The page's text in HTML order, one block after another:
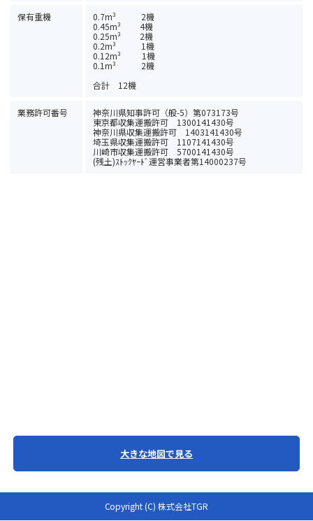
保有重機
0.7m³ 2機
0.45m³ 4機
0.25m³ 2機
0.2m³ 1機
0.12m³ 1機
0.1m³ 2機
合計 12機
業務許可番号
神奈川県知事許可（般-5）第073173号
東京都収集運搬許可 1300141430号
神奈川県収集運搬許可 1403141430号
埼玉県収集運搬許可 1107141430号
川崎市収集運搬許可 5700141430号
(残土)ｽﾄｯｸﾔｰﾄﾞ運営事業者第14000237号
大きな地図で見る
Copyright (C) 株式会社TGR